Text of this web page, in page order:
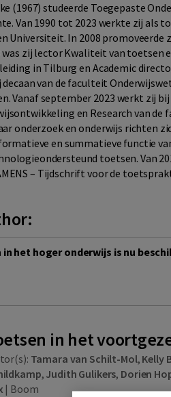
(1967) studeerde Toegepaste
Van 1990 tot 2023 werkte zij als
Universiteit. In 2008
was zij lector Kwaliteit van toetsen
in Tilburg en Academic
van de faculteit
Vanaf september 2023 werkt zij
en Research van de
onderzoek en onderwijs richten
en summatieve functie
toetsen. Van
– Tijdschrift voor de
in het hoger onderwijs is nu
in het
Tamara van Schilt-Mol, Kelly
, Judith Gulikers, Dorien
| Boom